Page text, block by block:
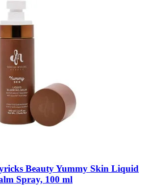
BeautyYummy Skin Liquid
Spray, 100 ml